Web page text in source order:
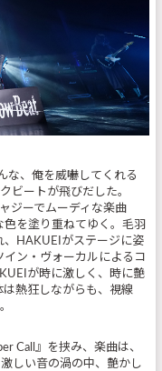
な、俺を威嚇してくれる
ビートが飛びだした。
ジーでムーディな楽曲
を塗り重ねてゆく。毛羽
、HAKUEIがステージに姿
ン・ヴォーカルによるコ
が時に激しく、時に艶
熱狂しながらも、視線
Call』を挟み、楽曲は、
しい音の渦の中、艶かし